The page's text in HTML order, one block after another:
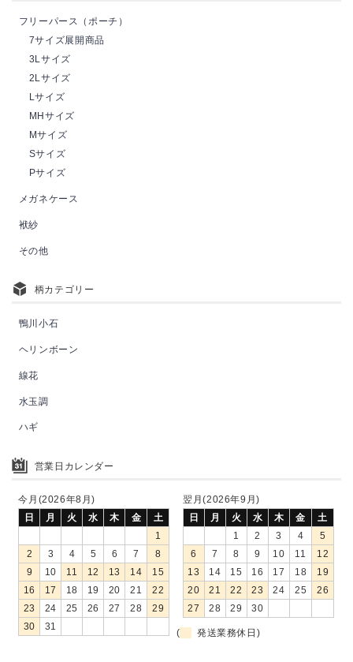
フリーパース（ポーチ）
7サイズ展開商品
3Lサイズ
2Lサイズ
Lサイズ
MHサイズ
Mサイズ
Sサイズ
Pサイズ
メガネケース
袱紗
その他
柄カテゴリー
鴨川小石
ヘリンボーン
線花
水玉調
ハギ
営業日カレンダー
今月(2026年8月)
日
月 火 水 木 金
土
1
2
3 4 5 6 7
8
9
10 11 12 13 14
15
16
17 18 19 20 21
22
23
24 25 26 27 28
29
30
31
翌月(2026年9月)
日
月 火 水 木 金
土
1
2 3 4
5
6
7 8 9 10 11
12
13
14 15 16 17 18
19
20
21 22 23 24 25
26
27
28 29 30
( 発送業務休日)